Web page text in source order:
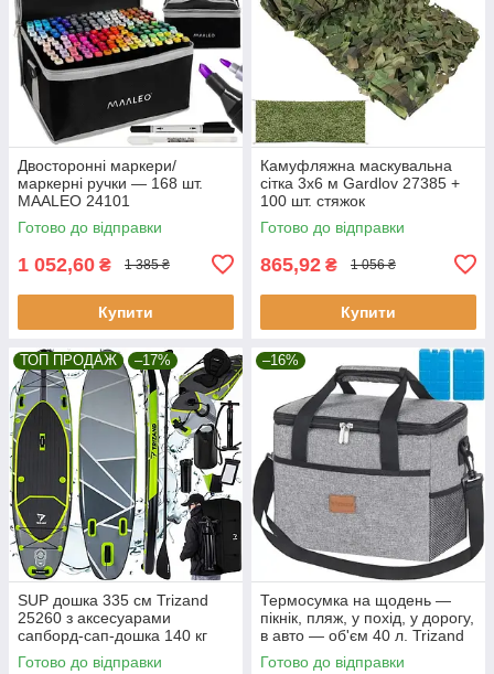
Двосторонні маркери/
маркерні ручки — 168 шт.
MAALEO 24101
Готово до відправки
1 052,60 ₴ 1 385 ₴
Купити
Камуфляжна маскувальна
сітка 3x6 м Gardlov 27385 +
100 шт. стяжок
Готово до відправки
865,92 ₴ 1 056 ₴
Купити
ТОП ПРОДАЖ –17%
SUP дошка 335 см Trizand
25260 з аксесуарами
сапборд-сап-дошка 140 кг
Готово до відправки
–16%
Термосумка на щодень —
пікнік, пляж, у похід, у дорогу,
в авто — об'єм 40 л. Trizand
23843
Готово до відправки